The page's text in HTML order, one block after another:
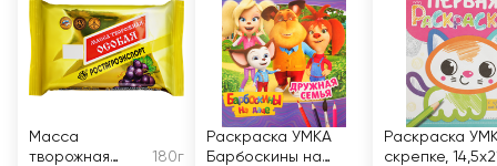
Масса
творожная
180г
Раскраска УМКА
Барбоскины на
Раскраска
скрепке,